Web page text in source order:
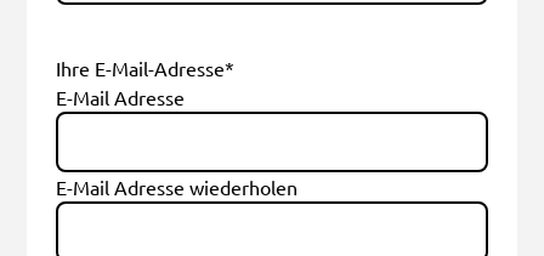
Ihre E-Mail-Adresse*
E-Mail Adresse
E-Mail Adresse wiederholen